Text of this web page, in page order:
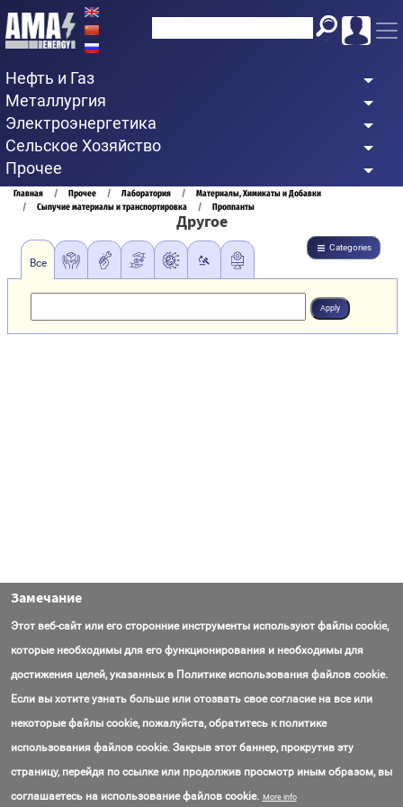
Перейти
к
содержанию
Нефть и Газ
Металлургия
Электроэнергетика
Сельское Хозяйство
Прочее
Строка
навигации
Главная Прочее Лаборатория
Материалы, Химикаты и Добавки
Сыпучие материалы и транспортировка
Проппанты
Другое
Categories
Все
Контакты Вопросы Об AmasEnergy Соглашение об использовании
Замечание
Этот веб-сайт или его сторонние инструменты используют файлы cookie,
которые необходимы для его функционирования и необходимы для
достижения целей, указанных в Политике использования файлов cookie.
Если вы хотите узнать больше или отозвать свое согласие на все или
некоторые файлы cookie, пожалуйста, обратитесь к политике
использования файлов cookie. Закрыв этот баннер, прокрутив эту
страницу, перейдя по ссылке или продолжив просмотр иным образом, вы
соглашаетесь на использование файлов cookie. More info